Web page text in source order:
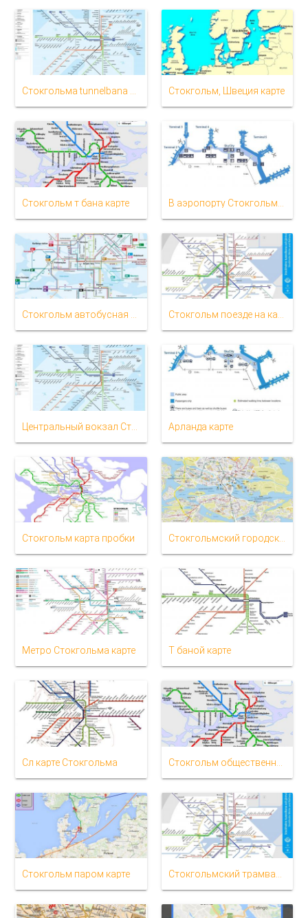
Стокгольма tunnelbana карте Стокгольм, Швеция карте
Стокгольм т бана карте
Стокгольм автобусная карте Стокгольм поезде на карте
Арланда карте
Стокгольм карта пробки Стокгольмский городской карте
Метро Стокгольма карте Т баной карте
Сл карте Стокгольма
Стокгольм паром карте